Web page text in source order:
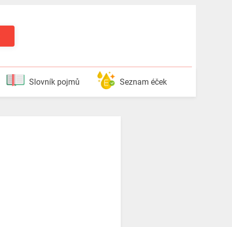
Slovník pojmů Seznam éček